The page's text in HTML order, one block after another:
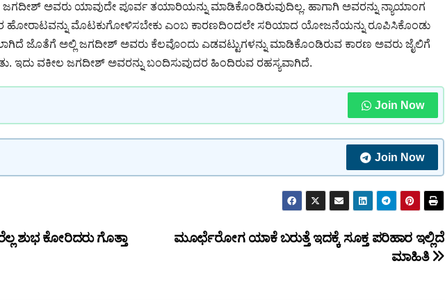
ಅವರು ಯಾವುದೇ ಪೂರ್ವ ತಯಾರಿಯನ್ನು ಮಾಡಿಕೊಂಡಿರುವುದಿಲ್ಲ. ಹಾಗಾಗಿ ಅವರನ್ನು ನ್ಯಾಯಾಂಗ
ಹೋರಾಟವನ್ನು ಮೊಟಕುಗೋಳಿಸಬೇಕು ಎಂಬ ಕಾರಣದಿಂದಲೇ ಸರಿಯಾದ ಯೋಜನೆಯನ್ನು ರೂಪಿಸಿಕೊಂಡು
ಜೊತೆಗೆ ಅಲ್ಲಿ ಜಗದೀಶ್ ಅವರು ಕೆಲವೊಂದು ಎಡವಟ್ಟುಗಳನ್ನು ಮಾಡಿಕೊಂಡಿರುವ ಕಾರಣ ಅವರು ಜೈಲಿಗೆ
ಇದು ವಕೀಲ ಜಗದೀಶ್ ಅವರನ್ನು ಬಂದಿಸುವುದರ ಹಿಂದಿರುವ ರಹಸ್ಯವಾಗಿದೆ.
Join Now
Join Now
ಮೂರ್ಛೆರೋಗ ಯಾಕೆ ಬರುತ್ತೆ ಇದಕ್ಕೆ ಸೂಕ್ತ ಪರಿಹಾರ ಇಲ್ಲಿದೆ
ಮಾಹಿತಿ
ಶುಭ ಕೋರಿದರು ಗೊತ್ತಾ